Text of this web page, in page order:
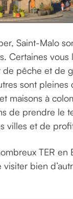
Saint-Malo
Certaines vous
de pêche et de
sont pleines
maisons à
de prendre le
villes et de
TER en
bien